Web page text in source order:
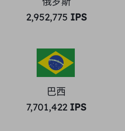
2,952,775 IPS
巴西
7,701,422 IPS